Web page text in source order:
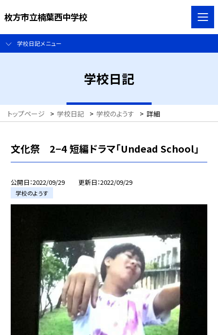
枚方市立楠葉西中学校
学校日記メニュー
学校日記
トップページ > 学校日記 > 学校のようす > 詳細
文化祭 2−4 短編ドラマ「Undead School」
公開日 2022/09/29 更新日 2022/09/29
学校のようす